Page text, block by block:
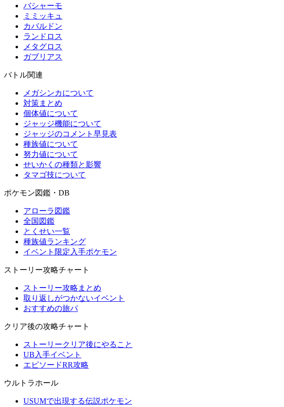
バシャーモ
ミミッキュ
カバルドン
ランドロス
メタグロス
ガブリアス
バトル関連
メガシンカについて
対策まとめ
個体値について
ジャッジ機能について
ジャッジのコメント早見表
種族値について
努力値について
せいかくの種類と影響
タマゴ技について
ポケモン図鑑・DB
アローラ図鑑
全国図鑑
とくせい一覧
種族値ランキング
イベント限定入手ポケモン
ストーリー攻略チャート
ストーリー攻略まとめ
取り返しがつかないイベント
おすすめの旅パ
クリア後の攻略チャート
ストーリークリア後にやること
UB入手イベント
エピソードRR攻略
ウルトラホール
USUMで出現する伝説ポケモン